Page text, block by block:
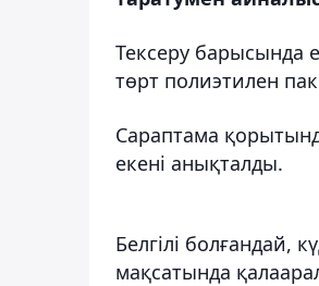
Тексеру барысында
төрт полиэтилен
Сараптама
екені анықталды.
Белгілі болғандай,
мақсатында